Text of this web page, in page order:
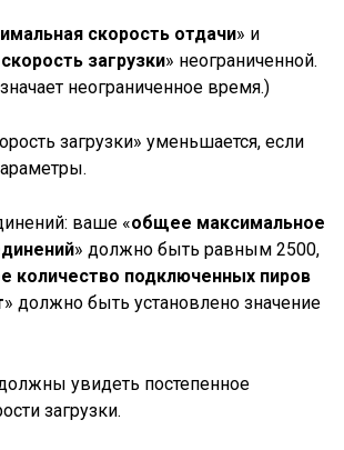
скорость отдачи» и
загрузки» неограниченной.
неограниченное время.)
загрузки» уменьшается, если
ваше «общее максимальное
» должно быть равным 2500,
количество подключенных пиров
» должно быть установлено значение
увидеть постепенное
загрузки.